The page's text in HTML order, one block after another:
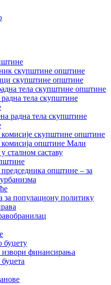
скупштине општине
скупштине општине
тела скупштине општине
тела скупштине
радна тела скупштине
скупштине општине
општине Мали
сталном саставу
општине – за
за популациону политику
буџету
извори финансирања
буџета